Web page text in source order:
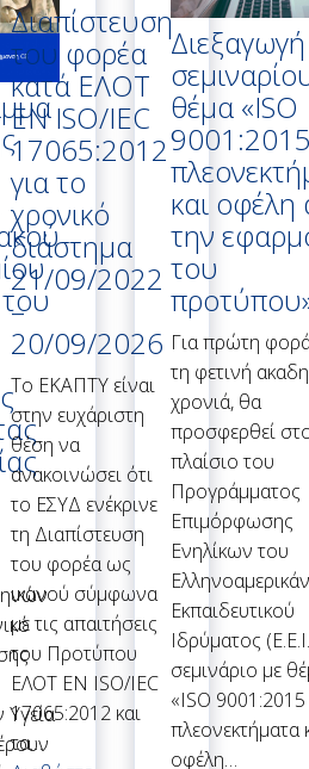
Υγεία
Διαπίστευση
του φορέα
κατά ΕΛΟΤ
EN ISO/IEC
17065:2012
για το
χρονικό
διάστημα
21/09/2022
–
20/09/2026
Το ΕΚΑΠΤΥ είναι
στην ευχάριστη
θέση να
ανακοινώσει ότι
το ΕΣΥΔ ενέκρινε
τη Διαπίστευση
του φορέα ως
ικανού σύμφωνα
με τις απαιτήσεις
του Προτύπου
ΕΛΟΤ EN ISO/IEC
17065:2012 και
τα…
Διεξαγωγή
θέμα «ISO
και οφέλη
την
του
Για πρώτη
τη φετινή
χρονιά, θα
προσφερθεί
πλαίσιο του
Προγράμματος
Επιμόρφωσης
Ενηλίκων του
Εκπαιδευτικού
Ιδρύματος
σεμινάριο με
«ISO 9001:2015
πλεονεκτήματα
οφέλη…